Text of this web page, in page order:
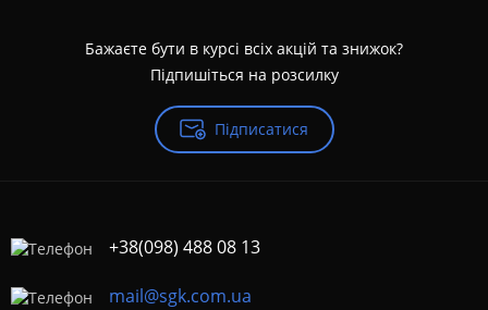
Бажаєте бути в курсі всіх акцій та знижок?
Підпишіться на розсилку
Підписатися
+38(098) 488 08 13
mail@sgk.com.ua